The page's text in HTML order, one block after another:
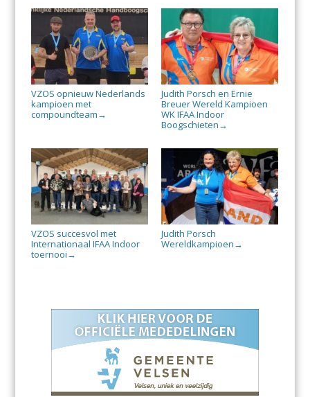
VZOS opnieuw Nederlands
kampioen met
compoundteam →
Judith Porsch en Ernie
Breuer Wereld Kampioen
WK IFAA Indoor
Boogschieten →
VZOS succesvol met
Internationaal IFAA Indoor
toernooi →
Judith Porsch
Wereldkampioen →